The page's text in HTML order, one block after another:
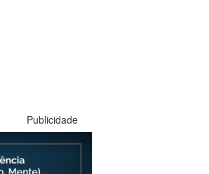
Publicidade